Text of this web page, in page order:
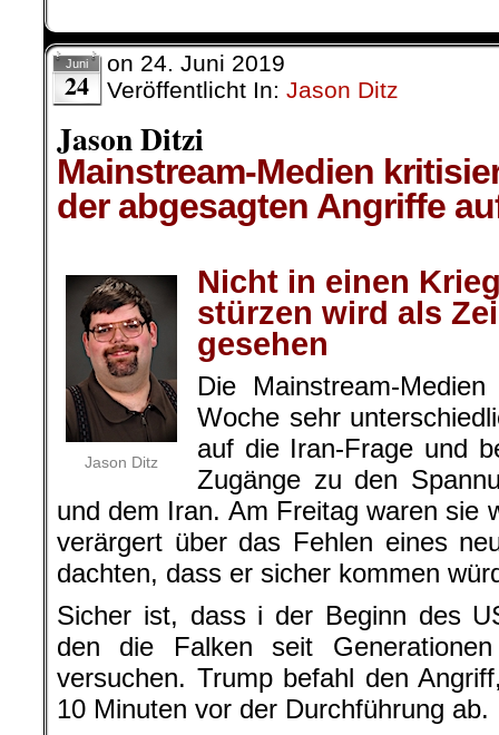
Juni
24
on 24. Juni 2019
Veröffentlicht In: Jason Ditz
Jason Ditzi
Mainstream-Medien
der abgesagten Angriffe
Jason Ditz
Nicht in einen
stürzen wird als
gesehen
Die Mainstream-
Woche sehr
auf die Iran-Frage und
Zugänge zu den
und dem Iran. Am Freitag waren sie
verärgert über das Fehlen eines
dachten, dass er sicher kommen
Sicher ist, dass i der Beginn des
den die Falken seit
versuchen. Trump befahl den
10 Minuten vor der Durchführung ab.